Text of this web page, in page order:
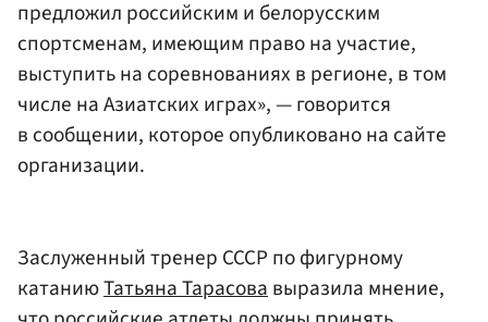
предложил российским и белорусским
спортсменам, имеющим право на участие,
выступить на соревнованиях в регионе, в том
числе на Азиатских играх», — говорится
в сообщении, которое опубликовано на сайте
организации.
Заслуженный тренер СССР по фигурному
катаниюТатьяна Тарасовавыразила мнение,